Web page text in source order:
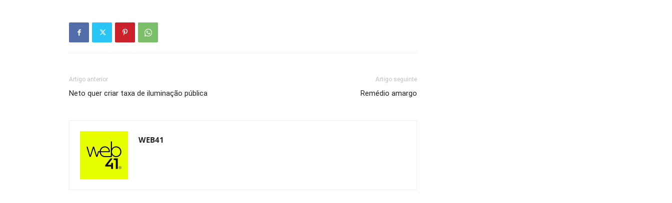
Artigo anterior
Neto quer criar taxa de iluminação pública
Artigo seguinte
Remédio amargo
WEB41